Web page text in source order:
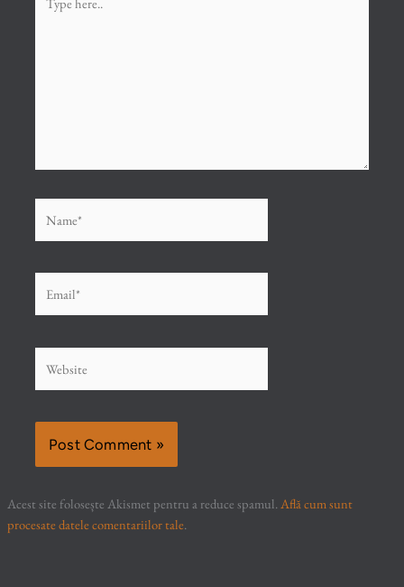
here..
Acest site folosește Akismet pentru a reduce spamul.Află cum sunt
procesate datele comentariilor tale.